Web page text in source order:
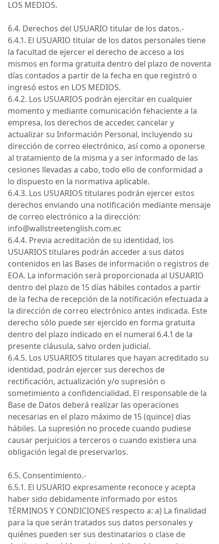
LOS MEDIOS.
6.4. Derechos del USUARIO titular de los datos.-
6.4.1. El USUARIO titular de los datos personales tiene
la facultad de ejercer el derecho de acceso a los
mismos en forma gratuita dentro del plazo de noventa
días contados a partir de la fecha en que registró o
ingresó estos en LOS MEDIOS.
6.4.2. Los USUARIOS podrán ejercitar en cualquier
momento y mediante comunicación fehaciente a la
empresa, los derechos de acceder, cancelar y
actualizar su Información Personal, incluyendo su
dirección de correo electrónico, así como a oponerse
al tratamiento de la misma y a ser informado de las
cesiones llevadas a cabo, todo ello de conformidad a
lo dispuesto en la normativa aplicable.
6.4.3. Los USUARIOS titulares podrán ejercer estos
derechos enviando una notificación mediante mensaje
de correo electrónico a la dirección:
info@wallstreetenglish.com.ec
6.4.4. Previa acreditación de su identidad, los
USUARIOS titulares podrán acceder a sus datos
contenidos en las Bases de información o registros de
EOA. La información será proporcionada al USUARIO
dentro del plazo de 15 días hábiles contados a partir
de la fecha de recepción de la notificación efectuada a
la dirección de correo electrónico antes indicada. Este
derecho sólo puede ser ejercido en forma gratuita
dentro del plazo indicado en el numeral 6.4.1 de la
presente cláusula, salvo orden judicial.
6.4.5. Los USUARIOS titulares que hayan acreditado su
identidad, podrán ejercer sus derechos de
rectificación, actualización y/o supresión o
sometimiento a confidencialidad. El responsable de la
Base de Datos deberá realizar las operaciones
necesarias en el plazo máximo de 15 (quince) días
hábiles. La supresión no procede cuando pudiese
causar perjuicios a terceros o cuando existiera una
obligación legal de preservarlos.
6.5. Consentimiento.-
6.5.1. El USUARIO expresamente reconoce y acepta
haber sido debidamente informado por estos
TÉRMINOS Y CONDICIONES respecto a: a) La finalidad
para la que serán tratados sus datos personales y
quiénes pueden ser sus destinatarios o clase de